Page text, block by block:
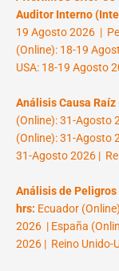
Auditor Interno
19 Agosto 2026 |
(Online): 18-19
USA: 18-19 Agosto
Análisis Causa
(Online): 31-Agosto
(Online): 31-Agosto
31-Agosto 2026 |
Análisis de Peligros
hrs: Ecuador
2026 | España
2026 | Reino Unido-